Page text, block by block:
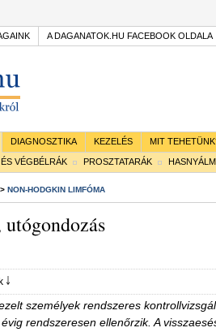
A DAGANATOK.HU FACEBOOK OLDALA
DIAGNOSZTIKA KEZELÉS MIT
VÉGBÉLRÁK PROSZTATARÁK
> NON-HODGKIN LIMFÓMA
￬
személyek rendszeres
rendszeresen ellenőrzik. A